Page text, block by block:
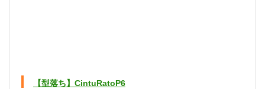
【型落ち】CintuRatoP6